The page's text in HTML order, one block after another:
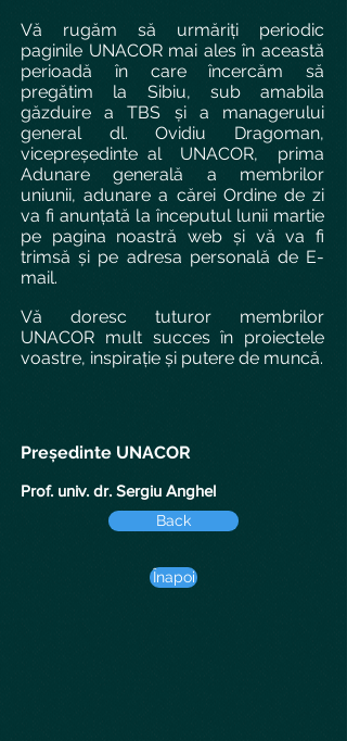
Vă rugăm să urmăriți periodic
paginile UNACOR mai ales în această
perioadă în care încercăm să
pregătim la Sibiu, sub amabila
găzduire a TBS și a managerului
general dl. Ovidiu Dragoman,
vicepreședinte al UNACOR, prima
Adunare generală a membrilor
uniunii, adunare a cărei Ordine de zi
va fi anunțată la începutul lunii martie
pe pagina noastră web și vă va fi
trimsă și pe adresa personală de E-
mail.
Vă doresc tuturor membrilor
UNACOR mult succes în proiectele
voastre, inspirație și putere de muncă.
Președinte UNACOR
Prof. univ. dr. Sergiu Anghel
Back
Înapoi